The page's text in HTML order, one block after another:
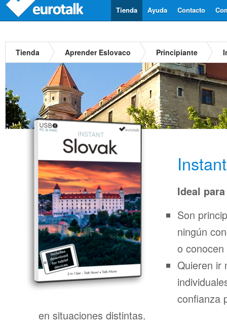
Contacto
Ayuda
Tienda
Tienda Aprender Eslovaco Principiante
Ideal
Son
ningún
o
Quieren ir
confianza
en situaciones distintas.